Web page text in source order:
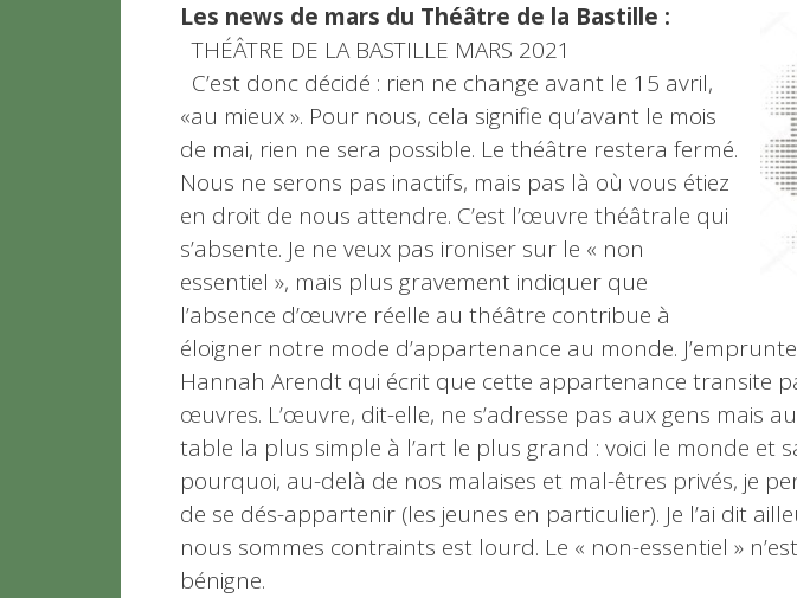
Les news de mars du Théâtre de la Bastille :
THÉÂTRE DE LA BASTILLE MARS 2021
C’est donc décidé : rien ne change avant le 15 avril,
«au mieux ». Pour nous, cela signifie qu’avant le mois
de mai, rien ne sera possible. Le théâtre restera fermé.
Nous ne serons pas inactifs, mais pas là où vous étiez
en droit de nous attendre. C’est l’œuvre théâtrale qui
s’absente. Je ne veux pas ironiser sur le « non
essentiel », mais plus gravement indiquer que
l’absence d’œuvre réelle au théâtre contribue à
éloigner notre mode d’appartenance au monde.
Hannah Arendt qui écrit que cette appartenance transite
œuvres. L’œuvre, dit-elle, ne s’adresse pas aux gens mais
table la plus simple à l’art le plus grand : voici le monde et
pourquoi, au-delà de nos malaises et mal-êtres privés, je
de se dés-appartenir (les jeunes en particulier). Je l’ai dit
nous sommes contraints est lourd. Le « non-essentiel »
bénigne.